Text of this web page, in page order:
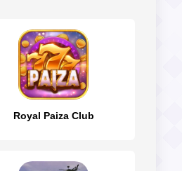
Royal Paiza Club